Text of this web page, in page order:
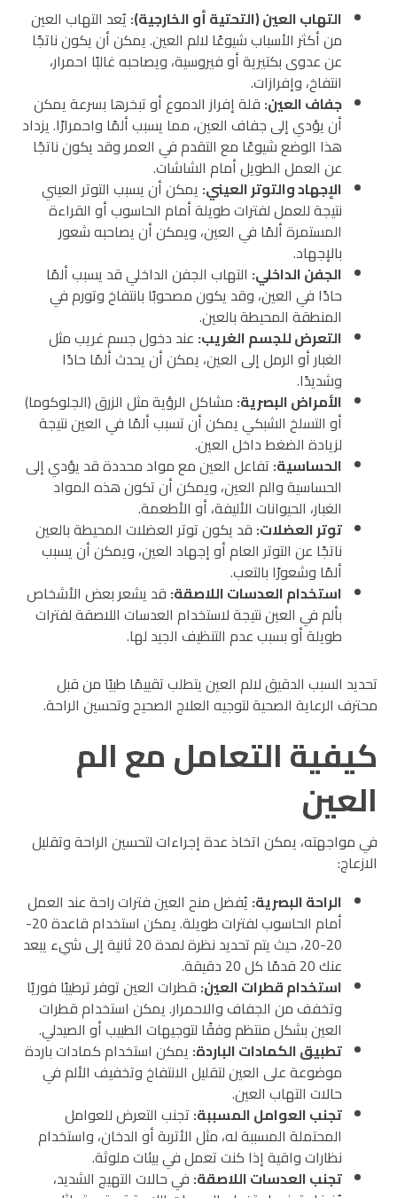
التهاب العين (التحتية أو الخارجية): يُعد التهاب العين
من أكثر الأسباب شيوعًا لالم العين. يمكن أن يكون ناتجًا
عن عدوى بكتيرية أو فيروسية، ويصاحبه غالبًا احمرار،
انتفاخ، وإفرازات.
جفاف العين: قلة إفراز الدموع أو تبخرها بسرعة يمكن
أن يؤدي إلى جفاف العين، مما يسبب ألمًا واحمرارًا. يزداد
هذا الوضع شيوعًا مع التقدم في العمر وقد يكون ناتجًا
عن العمل الطويل أمام الشاشات.
الإجهاد والتوتر العيني: يمكن أن يسبب التوتر العيني
نتيجة للعمل لفترات طويلة أمام الحاسوب أو القراءة
المستمرة ألمًا في العين، ويمكن أن يصاحبه شعور
بالإجهاد.
الجفن الداخلي: التهاب الجفن الداخلي قد يسبب ألمًا
حادًا في العين، وقد يكون مصحوبًا بانتفاخ وتورم في
المنطقة المحيطة بالعين.
التعرض للجسم الغريب: عند دخول جسم غريب مثل
الغبار أو الرمل إلى العين، يمكن أن يحدث ألمًا حادًا
وشديدًا.
الأمراض البصرية: مشاكل الرؤية مثل الزرق (الجلوكوما)
أو التسلخ الشبكي يمكن أن تسبب ألمًا في العين نتيجة
لزيادة الضغط داخل العين.
الحساسية: تفاعل العين مع مواد محددة قد يؤدي إلى
الحساسية والم العين، ويمكن أن تكون هذه المواد
الغبار، الحيوانات الأليفة، أو الأطعمة.
توتر العضلات: قد يكون توتر العضلات المحيطة بالعين
ناتجًا عن التوتر العام أو إجهاد العين، ويمكن أن يسبب
ألمًا وشعورًا بالتعب.
استخدام العدسات اللاصقة: قد يشعر بعض الأشخاص
بألم في العين نتيجة لاستخدام العدسات اللاصقة لفترات
طويلة أو بسبب عدم التنظيف الجيد لها.
تحديد السبب الدقيق لالم العين يتطلب تقييمًا طبيًا من قبل
محترف الرعاية الصحية لتوجيه العلاج الصحيح وتحسين الراحة.
كيفية التعامل مع الم
العين
في مواجهته، يمكن اتخاذ عدة إجراءات لتحسين الراحة وتقليل
الازعاج:
الراحة البصرية: يُفضل منح العين فترات راحة عند العمل
أمام الحاسوب لفترات طويلة. يمكن استخدام قاعدة 20-
20-20، حيث يتم تحديد نظرة لمدة 20 ثانية إلى شيء يبعد
عنك 20 قدمًا كل 20 دقيقة.
استخدام قطرات العين: قطرات العين توفر ترطيبًا فوريًا
وتخفف من الجفاف والاحمرار. يمكن استخدام قطرات
العين بشكل منتظم وفقًا لتوجيهات الطبيب أو الصيدلي.
تطبيق الكمادات الباردة: يمكن استخدام كمادات باردة
موضوعة على العين لتقليل الانتفاخ وتخفيف الألم في
حالات التهاب العين.
تجنب العوامل المسببة: تجنب التعرض للعوامل
المحتملة المسببة له، مثل الأتربة أو الدخان، واستخدام
نظارات واقية إذا كنت تعمل في بيئات ملوثة.
تجنب العدسات اللاصقة: في حالات التهيج الشديد،